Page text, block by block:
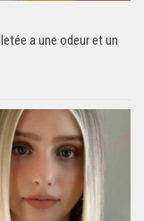
a une odeur et un